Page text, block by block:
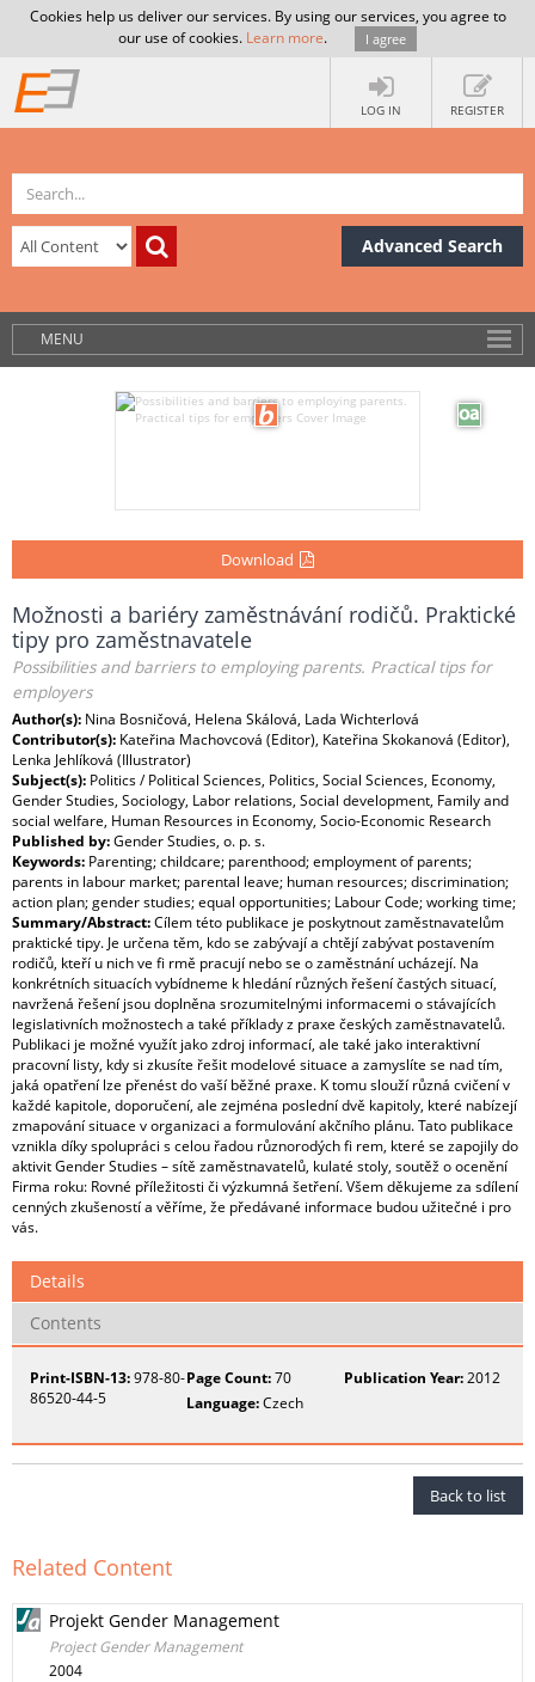
Cookies help us deliver our services. By using our services, you agree to
our use of cookies. Learn more. I agree
LOG IN REGISTER
Advanced Search
MENU
Download
Možnosti a bariéry zaměstnávání rodičů. Praktické
tipy pro zaměstnavatele
Possibilities and barriers to employing parents. Practical tips for
employers
Author(s): Nina Bosničová, Helena Skálová, Lada Wichterlová
Contributor(s): Kateřina Machovcová (Editor), Kateřina Skokanová (Editor),
Lenka Jehlíková (Illustrator)
Subject(s): Politics / Political Sciences, Politics, Social Sciences, Economy,
Gender Studies, Sociology, Labor relations, Social development, Family and
social welfare, Human Resources in Economy, Socio-Economic Research
Published by:Gender Studies, o. p. s.
Keywords: Parenting; childcare; parenthood; employment of parents;
parents in labour market; parental leave; human resources; discrimination;
action plan; gender studies; equal opportunities; Labour Code; working time;
Summary/Abstract:Cílem této publikace je poskytnout zaměstnavatelům
praktické tipy. Je určena těm, kdo se zabývají a chtějí zabývat postavením
rodičů, kteří u nich ve ﬁ rmě pracují nebo se o zaměstnání ucházejí. Na
konkrétních situacích vybídneme k hledání různých řešení častých situací,
navržená řešení jsou doplněna srozumitelnými informacemi o stávajících
legislativních možnostech a také příklady z praxe českých zaměstnavatelů.
Publikaci je možné využít jako zdroj informací, ale také jako interaktivní
pracovní listy, kdy si zkusíte řešit modelové situace a zamyslíte se nad tím,
jaká opatření lze přenést do vaší běžné praxe. K tomu slouží různá cvičení v
každé kapitole, doporučení, ale zejména poslední dvě kapitoly, které nabízejí
zmapování situace v organizaci a formulování akčního plánu. Tato publikace
vznikla díky spolupráci s celou řadou různorodých ﬁ rem, které se zapojily do
aktivit Gender Studies – sítě zaměstnavatelů, kulaté stoly, soutěž o ocenění
Firma roku: Rovné příležitosti či výzkumná šetření. Všem děkujeme za sdílení
cenných zkušeností a věříme, že předávané informace budou užitečné i pro
vás.
Details
Contents
Print-ISBN-13:978-80-
86520-44-5
Page Count:70 Publication Year:2012
Language:Czech
Back to list
Related Content
Projekt Gender Management
Project Gender Management
2004